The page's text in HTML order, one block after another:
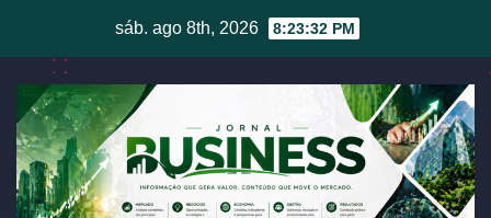
content
sáb. ago 8th, 2026 8:23:34 PM